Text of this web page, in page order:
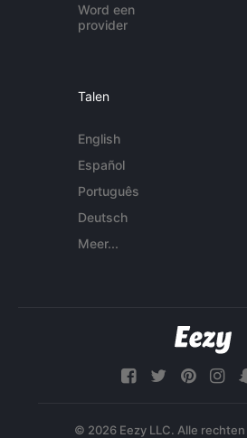
Word een
provider
Talen
English
Español
Português
Deutsch
Meer...
© 2026 Eezy LLC. Alle